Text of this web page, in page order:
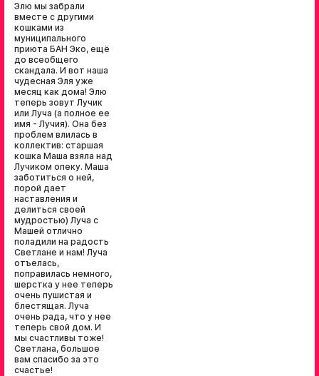
Элю мы забрали
вместе с другими
кошками из
муниципального
приюта БАН Эко, ещё
до всеобщего
скандала. И вот наша
чудесная Эля уже
месяц как дома! Элю
теперь зовут Лучик
или Луча (а полное ее
имя - Лучия). Она без
проблем влилась в
коллектив: старшая
кошка Маша взяла над
Лучиком опеку. Маша
заботиться о ней,
порой дает
наставления и
делиться своей
мудростью) Луча с
Машей отлично
поладили на радость
Светлане и нам! Луча
отъелась,
поправилась немного,
шерстка у нее теперь
очень пушистая и
блестящая. Луча
очень рада, что у нее
теперь свой дом. И
мы счастливы тоже!
Светлана, большое
вам спасибо за это
счастье!